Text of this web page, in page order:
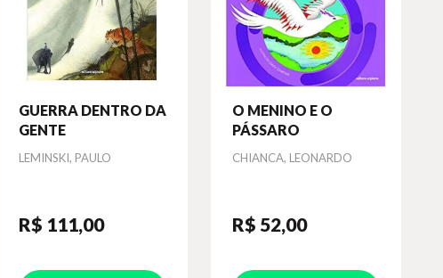
GUERRA DENTRO DA
GENTE
Autor
LEMINSKI, PAULO
R$ 111,00
O MENINO E O
PÁSSARO
Autor
CHIANCA, LEONARDO
R$ 52,00